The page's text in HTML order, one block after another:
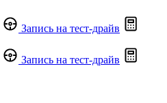
Запись на тест-драйв
Запись на тест-драйв